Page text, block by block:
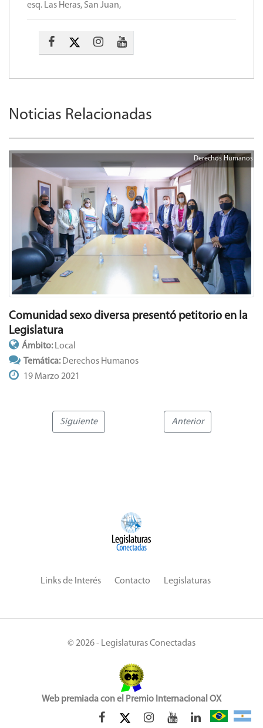
esq. Las Heras, San Juan,
Noticias Relacionadas
Derechos Humanos
Comunidad sexo diversa presentó petitorio en la
Legislatura
Ámbito: Local
Temática: Derechos Humanos
19 Marzo 2021
Siguiente Anterior
Links de Interés Contacto Legislaturas
© 2026 - Legislaturas Conectadas
Web premiada con el Premio Internacional OX